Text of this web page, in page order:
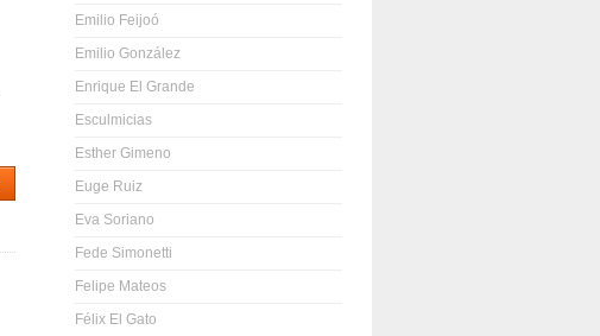
Emilio Feijoó
Emilio González
Enrique El Grande
Esculmicias
Esther Gimeno
Euge Ruiz
Eva Soriano
Fede Simonetti
Felipe Mateos
Félix El Gato